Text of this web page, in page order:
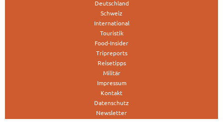
Deutschland
Schweiz
International
Touristik
Food-Insider
Tripreports
Reisetipps
Militär
Impressum
Kontakt
Datenschutz
Newsletter